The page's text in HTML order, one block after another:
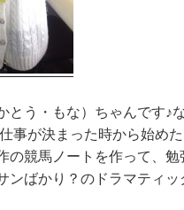
とう・もな）ちゃんです♪
事が決まった時から始め
の競馬ノートを作って、勉
ンばかり？のドラマティ